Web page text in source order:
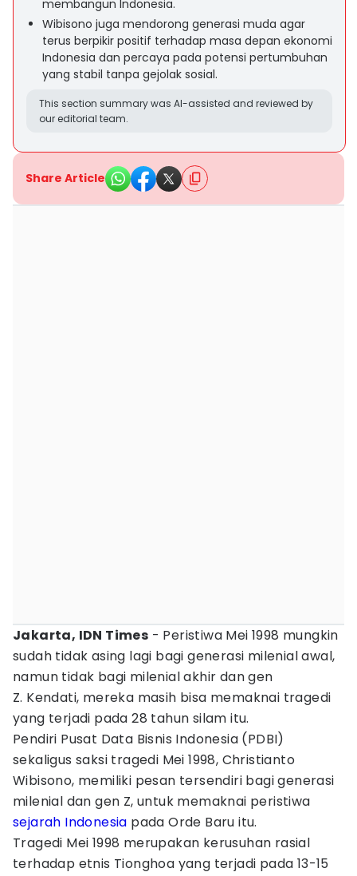
membangun Indonesia.
Wibisono juga mendorong generasi muda agar
terus berpikir positif terhadap masa depan ekonomi
Indonesia dan percaya pada potensi pertumbuhan
yang stabil tanpa gejolak sosial.
This section summary was AI-assisted and reviewed by
our editorial team.
Share Article
Jakarta, IDN Times - Peristiwa Mei 1998 mungkin
sudah tidak asing lagi bagi generasi milenial awal,
namun tidak bagi milenial akhir dan gen
Z. Kendati, mereka masih bisa memaknai tragedi
yang terjadi pada 28 tahun silam itu.
Pendiri Pusat Data Bisnis Indonesia (PDBI)
sekaligus saksi tragedi Mei 1998, Christianto
Wibisono, memiliki pesan tersendiri bagi generasi
milenial dan gen Z, untuk memaknai peristiwa
sejarah Indonesia pada Orde Baru itu.
Tragedi Mei 1998 merupakan kerusuhan rasial
terhadap etnis Tionghoa yang terjadi pada 13-15